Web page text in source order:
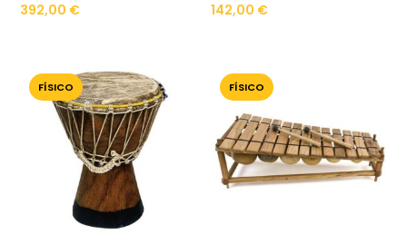
392,00 € 142,00 €
FÍSICO FÍSICO